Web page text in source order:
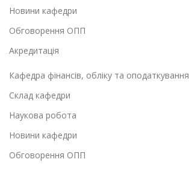
Новини кафедри
Обговорення ОПП
Акредитація
Кафедра фінансів, обліку та оподаткування
Склад кафедри
Наукова робота
Новини кафедри
Обговорення ОПП